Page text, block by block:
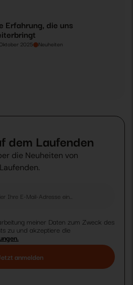
Erfahrung, die uns
2025 Neuheiten
dem Laufenden
die Neuheiten von
meiner Daten zum Zweck des
zu und akzeptiere die